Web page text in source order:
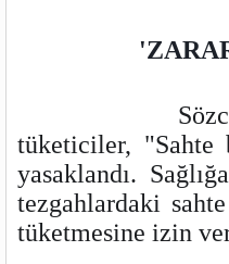
tüketiciler, "Sahte
yasaklandı.
tezgahlardaki
tüketmesine izin